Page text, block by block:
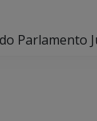
Parlamento